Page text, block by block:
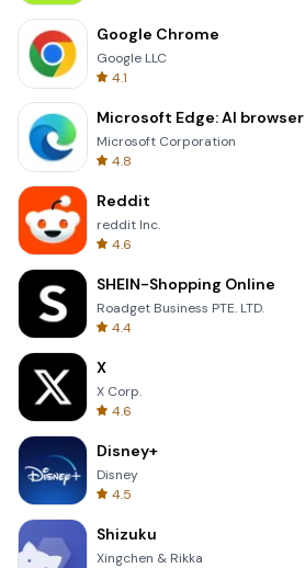
Google Chrome
Google LLC
4.1
Microsoft Edge: AI browser
Microsoft Corporation
4.8
Reddit
reddit Inc.
4.6
SHEIN-Shopping Online
Roadget Business PTE. LTD.
4.4
X
X Corp.
4.6
Disney+
Disney
4.5
Shizuku
Xingchen & Rikka